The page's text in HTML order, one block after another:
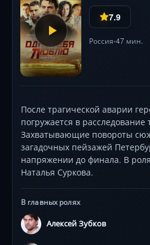
7.9
Россия•47 мин.
После трагической аварии
погружается в расследование
Захватывающие повороты
загадочных пейзажей
напряжении до финала. В
Наталья Суркова.
В главных ролях
Алексей Зубков